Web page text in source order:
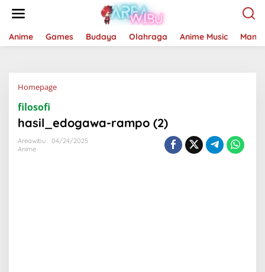
Anime Games Budaya Olahraga Anime Music
HomepageLampiran
filosofi
hasil_edogawa-rampo (2)
Areawibu
04/24/2025
Anime